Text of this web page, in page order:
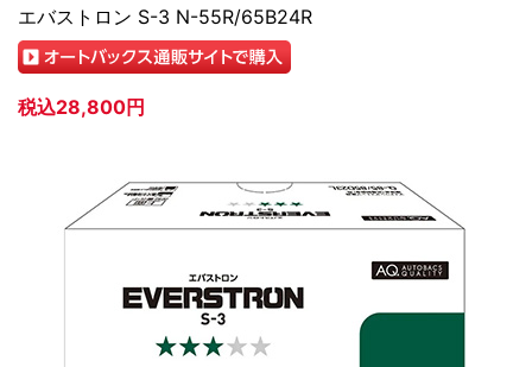
エバストロン S-3 N-55R/65B24R
税込28,800円